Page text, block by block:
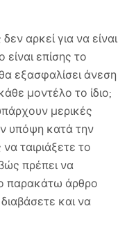
αρκεί για να είναι
είναι επίσης το
εξασφαλίσει άνεση
μοντέλο το ίδιο;
μερικές
υπόψη κατά την
ταιριάξετε το
πρέπει να
παρακάτω άρθρο
και να